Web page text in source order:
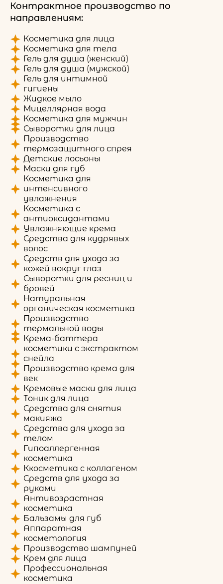
Контрактное производство по
направлениям:
Косметика для лица
Косметика для тела
Гель для душа (женский)
Гель для душа (мужской)
Гель для интимной
гигиены
Жидкое мыло
Мицеллярная вода
Косметика для мужчин
Сыворотки для лица
Производство
термозащитного спрея
Детские лосьоны
Маски для губ
Косметика для
интенсивного
увлажнения
Косметика с
антиоксидантами
Увлажняющие крема
Средства для кудрявых
волос
Средств для ухода за
кожей вокруг глаз
Сыворотки для ресниц и
бровей
Натуральная
органическая косметика
Производство
термальной воды
Крема-баттера
косметики с экстрактом
снейла
Производство крема для
век
Кремовые маски для лица
Тоник для лица
Средства для снятия
макияжа
Средства для ухода за
телом
Гипоаллергенная
косметика
Ккосметика с коллагеном
Средств для ухода за
руками
Антивозрастная
косметика
Бальзамы для губ
Аппаратная
косметология
Производство шампуней
Крем для лица
Профессиональная
косметика